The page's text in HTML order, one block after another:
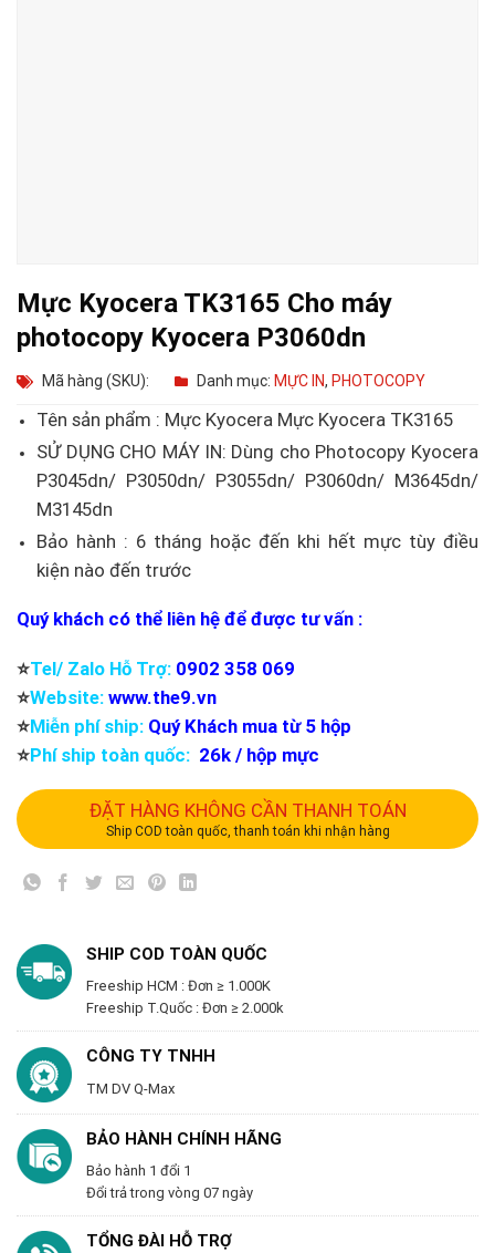
Mực Kyocera TK3165 Cho máy
photocopy Kyocera P3060dn
Mã hàng (SKU): Danh mục: MỰC IN, PHOTOCOPY
Tên sản phẩm : Mực Kyocera Mực Kyocera TK3165
SỬ DỤNG CHO MÁY IN: Dùng cho Photocopy Kyocera
P3045dn/ P3050dn/ P3055dn/ P3060dn/ M3645dn/
M3145dn
Bảo hành : 6 tháng hoặc đến khi hết mực tùy điều
kiện nào đến trước
Quý khách có thể liên hệ để được tư vấn :
⭐️Tel/ Zalo Hỗ Trợ: 0902 358 069
⭐️Website: www.the9.vn
⭐️Miễn phí ship: Quý Khách mua từ 5 hộp
⭐️Phí ship toàn quốc: 26k / hộp mực
ĐẶT HÀNG KHÔNG CẦN THANH TOÁN
Ship COD toàn quốc, thanh toán khi nhận hàng
SHIP COD TOÀN QUỐC
Freeship HCM : Đơn ≥ 1.000K
Freeship T.Quốc : Đơn ≥ 2.000k
CÔNG TY TNHH
TM DV Q-Max
BẢO HÀNH CHÍNH HÃNG
Bảo hành 1 đổi 1
Đổi trả trong vòng 07 ngày
TỔNG ĐÀI HỖ TRỢ